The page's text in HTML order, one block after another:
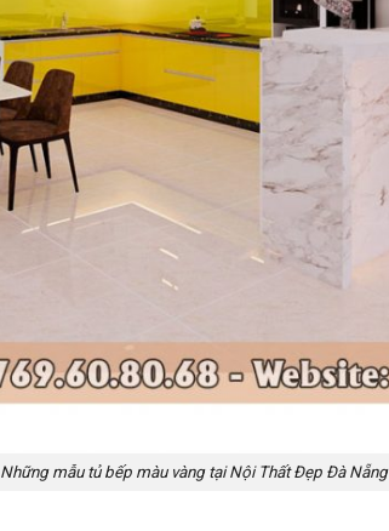
Những mẫu tủ bếp màu vàng tại Nội Thất Đẹp Đà Nẵng